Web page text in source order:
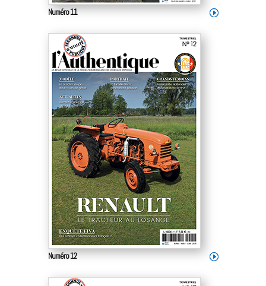
Numéro 11
Numéro 12